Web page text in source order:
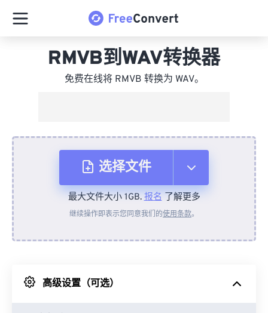
RMVB到WAV转换器
免费在线将 RMVB 转换为 WAV。
选择文件
从设备
来自 Google Drive
最大文件大小 1GB.报名了解更多
继续操作即表示您同意我们的使用条款。
高级设置（可选）